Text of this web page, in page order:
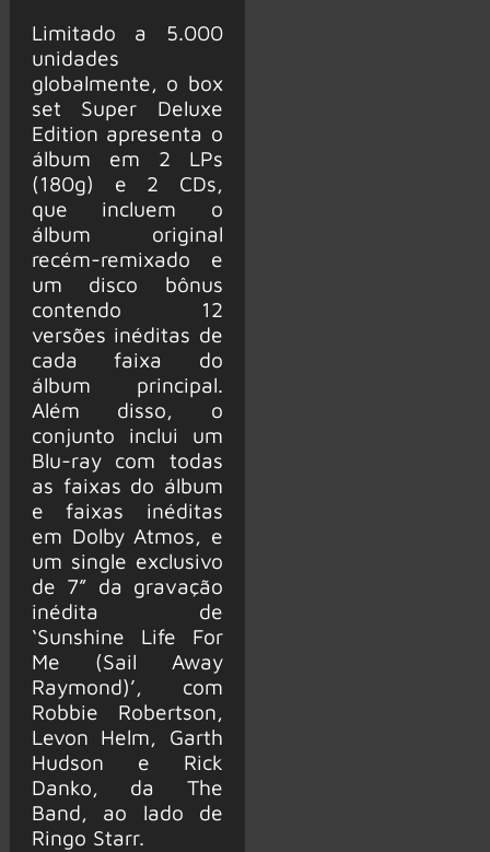
Limitado a 5.000
unidades
globalmente, o box
set Super Deluxe
Edition apresenta o
álbum em 2 LPs
(180g) e 2 CDs,
que incluem o
álbum original
recém-remixado e
um disco bônus
contendo 12
versões inéditas de
cada faixa do
álbum principal.
Além disso, o
conjunto inclui um
Blu-ray com todas
as faixas do álbum
e faixas inéditas
em Dolby Atmos, e
um single exclusivo
de 7” da gravação
inédita de
‘Sunshine Life For
Me (Sail Away
Raymond)’, com
Robbie Robertson,
Levon Helm, Garth
Hudson e Rick
Danko, da The
Band, ao lado de
Ringo Starr.